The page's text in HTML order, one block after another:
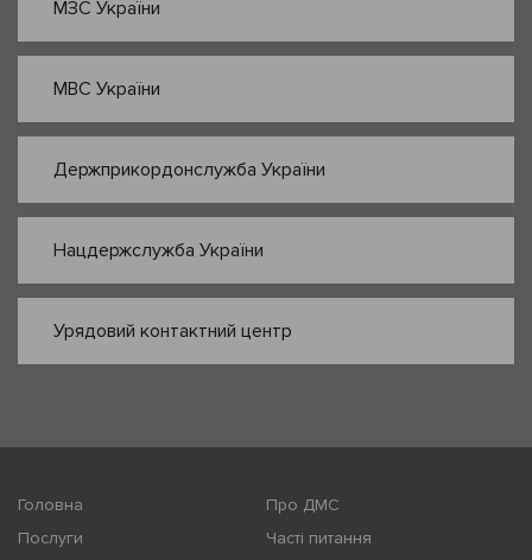
МЗС України
МВС України
Держприкордонслужба України
Нацдержслужба України
Урядовий контактний центр
Головна
Про ДМС
Послуги
Часті питання